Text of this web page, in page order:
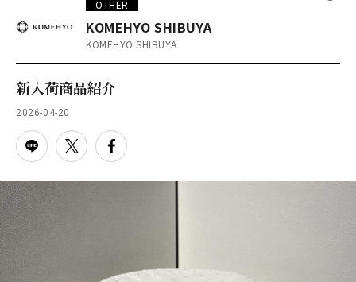
ニュース
TAX FREE
DELIVERY SERVICES
PARCOメンバーズ
オンラインストア
リクルート
OTHER
KOMEHYO SHIBUYA
KOMEHYO SHIBUYA
新入荷商品紹介
2026-04-20